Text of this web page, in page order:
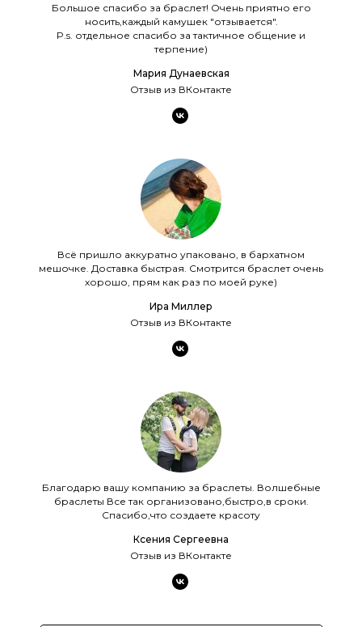
Большое спасибо за браслет! Очень приятно его
носить,каждый камушек "отзывается".
P.s. отдельное спасибо за тактичное общение и
терпение)
Мария Дунаевская
Отзыв из ВКонтакте
Всё пришло аккуратно упаковано, в бархатном
мешочке. Доставка быстрая. Смотрится браслет очень
хорошо, прям как раз по моей руке)
Ира Миллер
Отзыв из ВКонтакте
Благодарю вашу компанию за браслеты. Волшебные
браслеты Все так организовано,быстро,в сроки.
Спасибо,что создаете красоту
Ксения Сергеевна
Отзыв из ВКонтакте